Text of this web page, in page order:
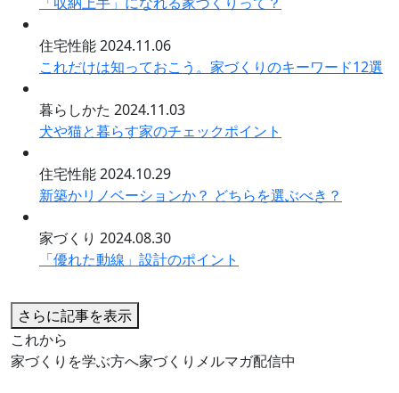
住宅性能2024.11.06
これだけは知っておこう。家づくりのキーワード12選
暮らしかた 2024.11.03
犬や猫と暮らす家のチェックポイント
住宅性能2024.10.29
新築かリノベーションか？ どちらを選ぶべき？
家づくり 2024.08.30
「優れた動線」設計のポイント
さらに記事を表示
これから
家づくりを学ぶ方へ家づくりメルマガ配信中